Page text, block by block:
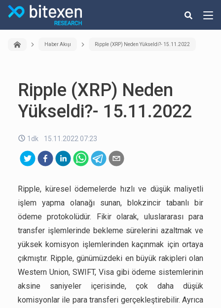
Haber Akışı Ripple (XRP) Neden Yükseldi?- 15.11.2022
Ripple (XRP) Neden
Yükseldi?- 15.11.2022
1dk 15.11.2022 07:23
Ripple, küresel ödemelerde hızlı ve düşük maliyetli
işlem yapma olanağı sunan, blokzincir tabanlı bir
ödeme protokolüdür. Fikir olarak, uluslararası para
transfer işlemlerinde bekleme sürelerini azaltmak ve
yüksek komisyon işlemlerinden kaçınmak için ortaya
çıkmıştır. Ripple, günümüzdeki en büyük rakipleri olan
Western Union, SWIFT, Visa gibi ödeme sistemlerinin
aksine saniyeler içerisinde, çok daha düşük
komisyonlar ile para transferi gerçekleştirebilir. Ayrıca